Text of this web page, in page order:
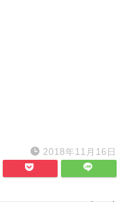
2018年11月16日